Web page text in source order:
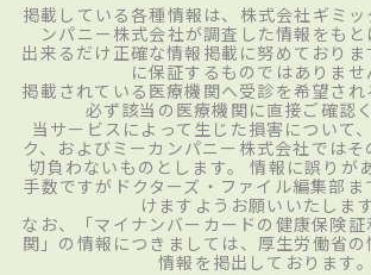
掲載している各種情報は、株式会社ギミッ
ンパニー株式会社が調査した情報をもと
出来るだけ正確な情報掲載に努めており
に保証するものではありませ
掲載されている医療機関へ受診を希望さ
必ず該当の医療機関に直接ご確認く
当サービスによって生じた損害について
ク、およびミーカンパニー株式会社では
切負わないものとします。 情報に誤りが
手数ですがドクターズ・ファイル編集部ま
けますようお願いいたします
なお、「マイナンバーカードの健康保険
関」の情報につきましては、厚生労働省の
情報を掲出しております。